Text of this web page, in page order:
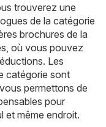
trouverez une
de la catégorie
brochures de la
où vous pouvez
Les
catégorie sont
permettons de
pour
et même endroit.